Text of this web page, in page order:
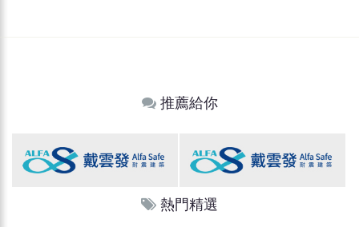
推薦給你
熱門精選